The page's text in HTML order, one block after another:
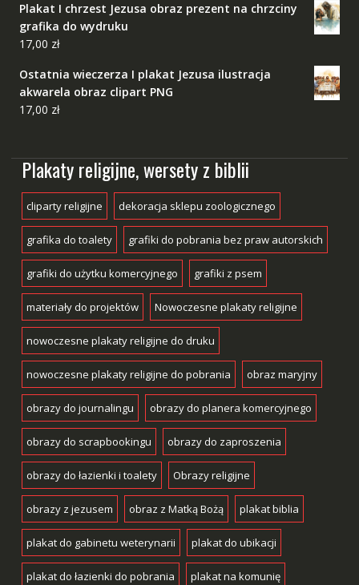
Plakat I chrzest Jezusa obraz prezent na chrzciny
grafika do wydruku
17,00 zł
Ostatnia wieczerza I plakat Jezusa ilustracja
akwarela obraz clipart PNG
17,00 zł
Plakaty religijne, wersety z biblii
cliparty religijne dekoracja sklepu zoologicznego
grafika do toalety grafiki do pobrania bez praw autorskich
grafiki do użytku komercyjnego grafiki z psem
materiały do projektów Nowoczesne plakaty religijne
nowoczesne plakaty religijne do druku
nowoczesne plakaty religijne do pobrania obraz maryjny
obrazy do journalingu obrazy do planera komercyjnego
obrazy do scrapbookingu obrazy do zaproszenia
obrazy do łazienki i toalety Obrazy religijne
obrazy z jezusem obraz z Matką Bożą plakat biblia
plakat do gabinetu weterynarii plakat do ubikacji
plakat do łazienki do pobrania plakat na komunię